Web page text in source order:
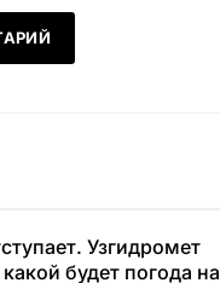
Узгидромет
будет погода на